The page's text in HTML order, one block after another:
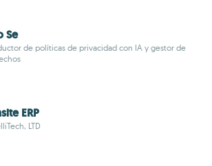
Se
de políticas de privacidad con IA y gestor de
ERP
LTD